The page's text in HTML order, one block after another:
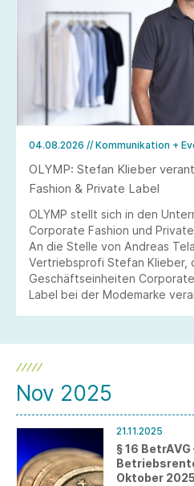
04.08.2026 // Kommunikation +
OLYMP: Stefan Klieber
Fashion & Private Label
OLYMP stellt sich in den
Corporate Fashion und
An die Stelle von Andreas
Vertriebsprofi Stefan Klieber,
Geschäftseinheiten
Label bei der Modemarke
Nov 2025
21.11.2025
§ 16
Oktober 2025